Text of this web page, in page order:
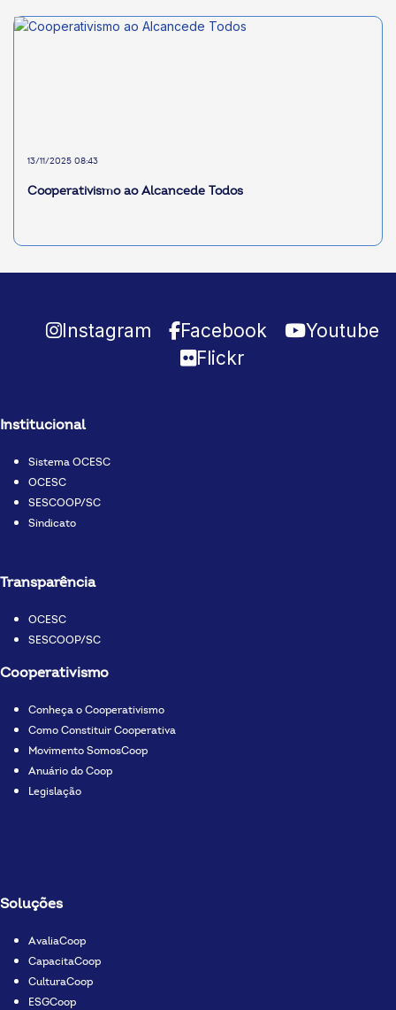
13/11/2025 08:43
Cooperativismo ao Alcancede Todos
Instagram Facebook
Youtube
Flickr
Institucional
Sistema OCESC
OCESC
SESCOOP/SC
Sindicato
Transparência
OCESC
SESCOOP/SC
Cooperativismo
Conheça o Cooperativismo
Como Constituir Cooperativa
Movimento SomosCoop
Anuário do Coop
Legislação
Soluções
AvaliaCoop
CapacitaCoop
CulturaCoop
ESGCoop